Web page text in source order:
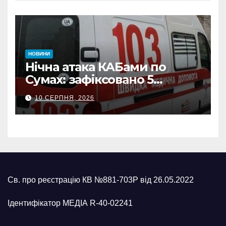
НОВИНИ
Нічна атака КАБами по
Сумах: зафіксовано 5
влучань, щонайменше
п’ятеро поранених
10 СЕРПНЯ, 2026
Св. про реєстрацію КВ №881-703Р від 26.05.2022
Ідентифікатор МЕДІА R-40-02241